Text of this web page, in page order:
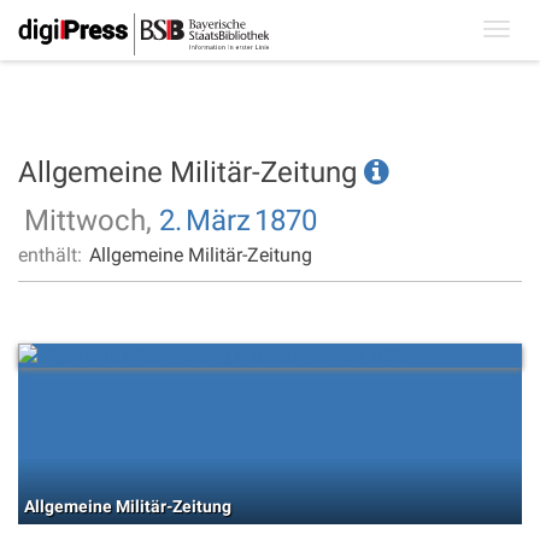
Allgemeine Militär-Zeitung
Mittwoch, 2. März 1870
enthält: Allgemeine Militär-Zeitung
Allgemeine Militär-Zeitung